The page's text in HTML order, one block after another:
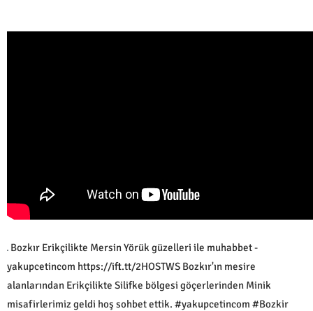
Bozkır Erikçilikte Mersin Yörük güzelleri ile muhabbet -
yakupcetincom https://ift.tt/2HOSTWS Bozkır'ın mesire
alanlarından Erikçilikte Silifke bölgesi göçerlerinden Minik
misafirlerimiz geldi hoş sohbet ettik. #yakupcetincom #Bozkir